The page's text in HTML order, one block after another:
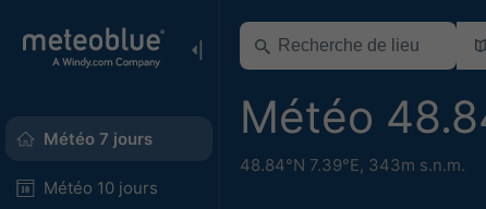
Météo 7 jours
Météo 10 jours
Météo
48.84°N 7.39°E, 343m s.n.m.